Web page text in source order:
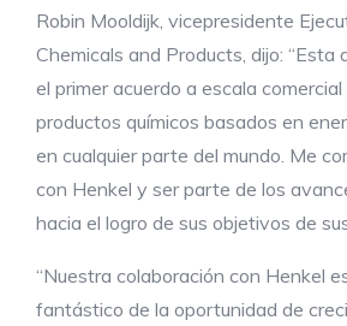
Robin Mooldijk, vicepresidente
Chemicals and Products, dijo: “Esta
el primer acuerdo a escala
productos químicos basados en
en cualquier parte del mundo. Me
con Henkel y ser parte de los
hacia el logro de sus objetivos de
“Nuestra colaboración con Henkel
fantástico de la oportunidad de